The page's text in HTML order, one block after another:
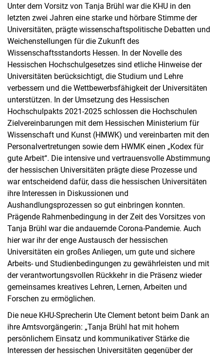
Unter dem Vorsitz von Tanja Brühl war die KHU in den
letzten zwei Jahren eine starke und hörbare Stimme der
Universitäten, prägte wissenschaftspolitische Debatten und
Weichenstellungen für die Zukunft des
Wissenschaftsstandorts Hessen. In der Novelle des
Hessischen Hochschulgesetzes sind etliche Hinweise der
Universitäten berücksichtigt, die Studium und Lehre
verbessern und die Wettbewerbsfähigkeit der Universitäten
unterstützen. In der Umsetzung des Hessischen
Hochschulpakts 2021-2025 schlossen die Hochschulen
Zielvereinbarungen mit dem Hessischen Ministerium für
Wissenschaft und Kunst (HMWK) und vereinbarten mit den
Personalvertretungen sowie dem HWMK einen „Kodex für
gute Arbeit“. Die intensive und vertrauensvolle Abstimmung
der hessischen Universitäten prägte diese Prozesse und
war entscheidend dafür, dass die hessischen Universitäten
ihre Interessen in Diskussionen und
Aushandlungsprozessen so gut einbringen konnten.
Prägende Rahmenbedingung in der Zeit des Vorsitzes von
Tanja Brühl war die andauernde Corona-Pandemie. Auch
hier war ihr der enge Austausch der hessischen
Universitäten ein großes Anliegen, um gute und sichere
Arbeits- und Studienbedingungen zu gewährleisten und mit
der verantwortungsvollen Rückkehr in die Präsenz wieder
gemeinsames kreatives Lehren, Lernen, Arbeiten und
Forschen zu ermöglichen.
Die neue KHU-Sprecherin Ute Clement betont beim Dank an
ihre Amtsvorgängerin: „Tanja Brühl hat mit hohem
persönlichem Einsatz und kommunikativer Stärke die
Interessen der hessischen Universitäten gegenüber der